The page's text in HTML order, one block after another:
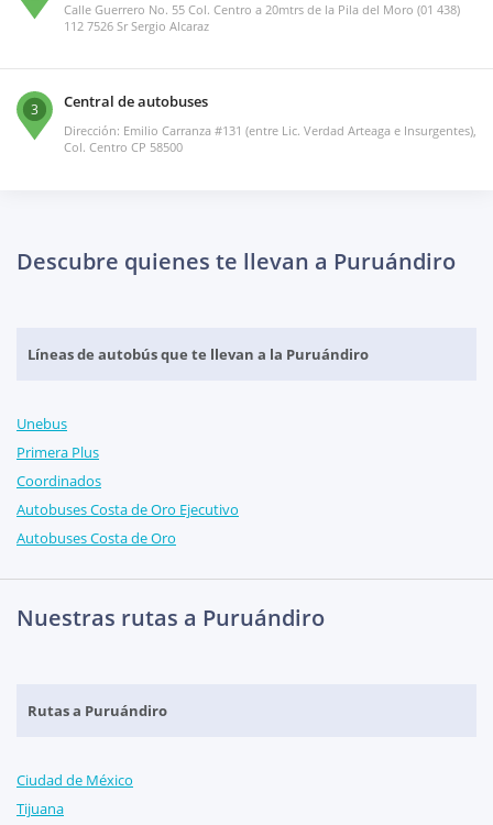
Calle Guerrero No. 55 Col. Centro a 20mtrs de la Pila del Moro (01 438)
112 7526 Sr Sergio Alcaraz
3 Central de autobuses
Dirección: Emilio Carranza #131 (entre Lic. Verdad Arteaga e Insurgentes),
Col. Centro CP 58500
Descubre quienes te llevan a Puruándiro
Líneas de autobús que te llevan a la Puruándiro
Unebus
Primera Plus
Coordinados
Autobuses Costa de Oro Ejecutivo
Autobuses Costa de Oro
Nuestras rutas a Puruándiro
Rutas a Puruándiro
Ciudad de México
Tijuana